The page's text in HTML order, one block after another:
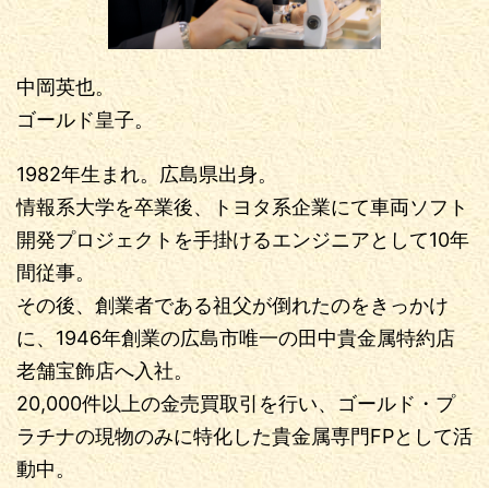
中岡英也。
ゴールド皇子。
1982年生まれ。広島県出身。
情報系大学を卒業後、トヨタ系企業にて車両ソフト
開発プロジェクトを手掛けるエンジニアとして10年
間従事。
その後、創業者である祖父が倒れたのをきっかけ
に、1946年創業の広島市唯一の田中貴金属特約店
老舗宝飾店へ入社。
20,000件以上の金売買取引を行い、ゴールド・プ
ラチナの現物のみに特化した貴金属専門FPとして活
動中。